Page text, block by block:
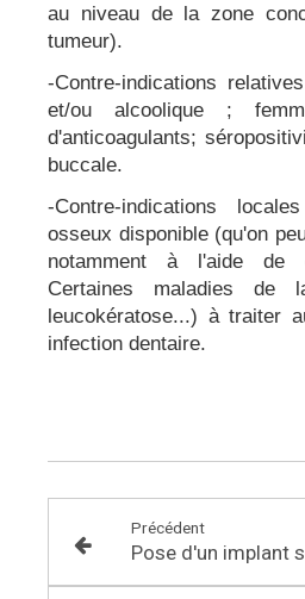
au niveau de la zone
tumeur).
-Contre-indications
et/ou alcoolique ;
d'anticoagulants;
buccale.
-Contre-indications
osseux disponible (qu'on
notamment à l'aide de
Certaines maladies de
leucokératose...) à traiter
infection dentaire.
Précédent
Pose d'un implant